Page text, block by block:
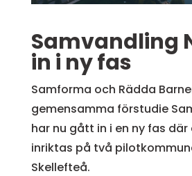
Samvandling
in i ny fas
Samforma och Rädda
gemensamma förstudie
har nu gått in i en ny fas
inriktas på två
Skellefteå.